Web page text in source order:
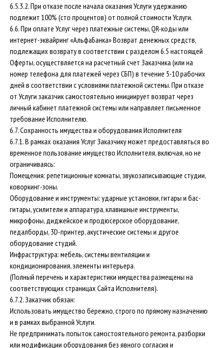
6.5.3.2. При отказе после начала оказания Услуги удержанию
подлежит 100% (сто процентов) от полной стоимости Услуги.
6.6. При оплате Услуг через платежные системы, QR-коды или
интернет-эквайринг «АльфаБанка» Возврат денежных средств,
подлежащих возврату в соответствии с разделом 6.5 настоящей
Оферты, осуществляется на расчетный счет Заказчика (или на
номер телефона для платежей через СБП) в течение 5-10 рабочих
дней в соответствии с условиями платежной системы. При отказе
от Услуги заказчик самостоятельно инициирует возврат через
личный кабинет платежной системы или направляет письменное
требование Исполнителю.
6.7. Сохранность имущества и оборудования Исполнителя
6.7.1. В рамках оказания Услуг Заказчику может предоставляться во
временное пользование имущество Исполнителя, включая, но не
ограничиваясь:
Помещения: репетиционные комнаты, звукозаписывающие студии,
коворкинг-зоны.
Оборудование и инструменты: ударные установки, гитары и бас-
гитары, усилители и аппаратура, клавишные инструменты,
микрофоны, диджейское и продюсерское оборудование,
педалборды, 3D-принтер, акустические системы и другое
оборудование студий.
Инфраструктура: мебель, системы вентиляции и
кондиционирования, элементы интерьера.
(Полный перечень и характеристики имущества размещены на
соответствующих страницах Сайта Исполнителя).
6.7.2. Заказчик обязан:
Использовать имущество бережно, строго по прямому назначению
и в рамках выбранной Услуги.
Не предпринимать попыток самостоятельного ремонта, разборки
или модификации оборудования без явного согласия и